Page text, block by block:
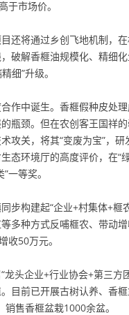
于市场价。
还将通过乡创飞地机制，
破解香榧油规模化、精细
细”升级。
作中诞生。香榧假种皮处理
瓶颈。但在农创客王国祥
攻关，将其“变废为宝”，
态环境厅的高度评价，在“
一等奖。
步构建起“企业+村集体+榧
多种方式反哺榧农、带动
收50万元。
头企业+行业协会+第三方
目前已开展古树认养、香
售香榧盆栽1000余盆。